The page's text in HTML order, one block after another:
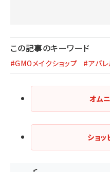
この記事のキーワード
#GMOメイクショップ #アパレ
オム
ショ